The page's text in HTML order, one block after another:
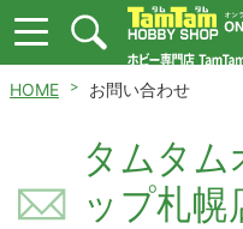
HOME お問い合わせ
タムタム
ップ札幌